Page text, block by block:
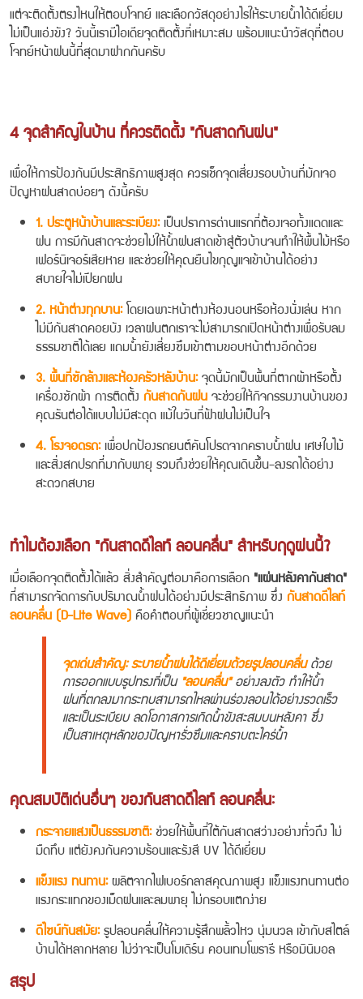
แต่จะติดตั้งตรงไหนให้ตอบโจทย์ และเลือกวัสดุอย่างไรให้ระบายน้ำได้ดีเยี่ยม
ไม่เป็นแอ่งขัง? วันนี้เรามีไอเดียจุดติดตั้งที่เหมาะสม พร้อมแนะนำวัสดุที่ตอบ
โจทย์หน้าฝนนี้ที่สุดมาฝากกันครับ
4 จุดสำคัญในบ้าน ที่ควรติดตั้ง "กันสาดกันฝน"
เพื่อให้การป้องกันมีประสิทธิภาพสูงสุด ควรเช็กจุดเสี่ยงรอบบ้านที่มักเจอ
ปัญหาฝนสาดบ่อยๆ ดังนี้ครับ
1. ประตูหน้าบ้านและระเบียง:เป็นปราการด่านแรกที่ต้องเจอทั้งแดดและ
ฝน การมีกันสาดจะช่วยไม่ให้น้ำฝนสาดเข้าสู่ตัวบ้านจนทำให้พื้นไม้หรือ
เฟอร์นิเจอร์เสียหาย และช่วยให้คุณยืนไขกุญแจเข้าบ้านได้อย่าง
สบายใจไม่เปียกฝน
2. หน้าต่างทุกบาน:โดยเฉพาะหน้าต่างห้องนอนหรือห้องนั่งเล่น หาก
ไม่มีกันสาดคอยบัง เวลาฝนตกเราจะไม่สามารถเปิดหน้าต่างเพื่อรับลม
ธรรมชาติได้เลย แถมน้ำยังเสี่ยงซึมเข้าตามขอบหน้าต่างอีกด้วย
3. พื้นที่ซักล้างและห้องครัวหลังบ้าน:จุดนี้มักเป็นพื้นที่ตากผ้าหรือตั้ง
เครื่องซักผ้า การติดตั้งกันสาดกันฝนจะช่วยให้กิจกรรมงานบ้านของ
คุณรันต่อได้แบบไม่มีสะดุด แม้ในวันที่ฟ้าฝนไม่เป็นใจ
4. โรงจอดรถ:เพื่อปกป้องรถยนต์คันโปรดจากคราบน้ำฝน เศษใบไม้
และสิ่งสกปรกที่มากับพายุ รวมถึงช่วยให้คุณเดินขึ้น-ลงรถได้อย่าง
สะดวกสบาย
ทำไมต้องเลือก "กันสาดดีไลท์ ลอนคลื่น" สำหรับฤดูฝนนี้?
เมื่อเลือกจุดติดตั้งได้แล้ว สิ่งสำคัญต่อมาคือการเลือก"แผ่นหลังคากันสาด"
ที่สามารถจัดการกับปริมาณน้ำฝนได้อย่างมีประสิทธิภาพ ซึ่งกันสาดดีไลท์
ลอนคลื่น (D-Lite Wave)คือคำตอบที่ผู้เชี่ยวชาญแนะนำ
จุดเด่นสำคัญ: ระบายน้ำฝนได้ดีเยี่ยมด้วยรูปลอนคลื่นด้วย
การออกแบบรูปทรงที่เป็น"ลอนคลื่น"อย่างลงตัว ทำให้น้ำ
ฝนที่ตกลงมากระทบสามารถไหลผ่านร่องลอนได้อย่างรวดเร็ว
และเป็นระเบียบ ลดโอกาสการเกิดน้ำขังสะสมบนหลังคา ซึ่ง
เป็นสาเหตุหลักของปัญหารั่วซึมและคราบตะไคร่น้ำ
คุณสมบัติเด่นอื่นๆ ของกันสาดดีไลท์ ลอนคลื่น:
กระจายแสงเป็นธรรมชาติ:ช่วยให้พื้นที่ใต้กันสาดสว่างอย่างทั่วถึง ไม่
มืดทึบ แต่ยังคงกันความร้อนและรังสี UV ได้ดีเยี่ยม
แข็งแรง ทนทาน:ผลิตจากไฟเบอร์กลาสคุณภาพสูง แข็งแรงทนทานต่อ
แรงกระแทกของเม็ดฝนและลมพายุ ไม่กรอบแตกง่าย
ดีไซน์ทันสมัย:รูปลอนคลื่นให้ความรู้สึกพลิ้วไหว นุ่มนวล เข้ากับสไตล์
บ้านได้หลากหลาย ไม่ว่าจะเป็นโมเดิร์น คอนเทมโพรารี หรือมินิมอล
สรุป